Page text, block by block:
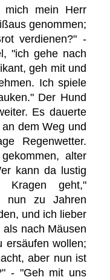
mein Herr
genommen;
verdienen?" -
"ich gehe nach
geh mit und
Ich spiele
Der Hund
Es dauerte
dem Weg und
Regenwetter.
alter
kann da lustig
geht,"
nun zu Jahren
und ich lieber
nach Mäusen
ersäufen wollen;
aber nun ist
- "Geh mit uns